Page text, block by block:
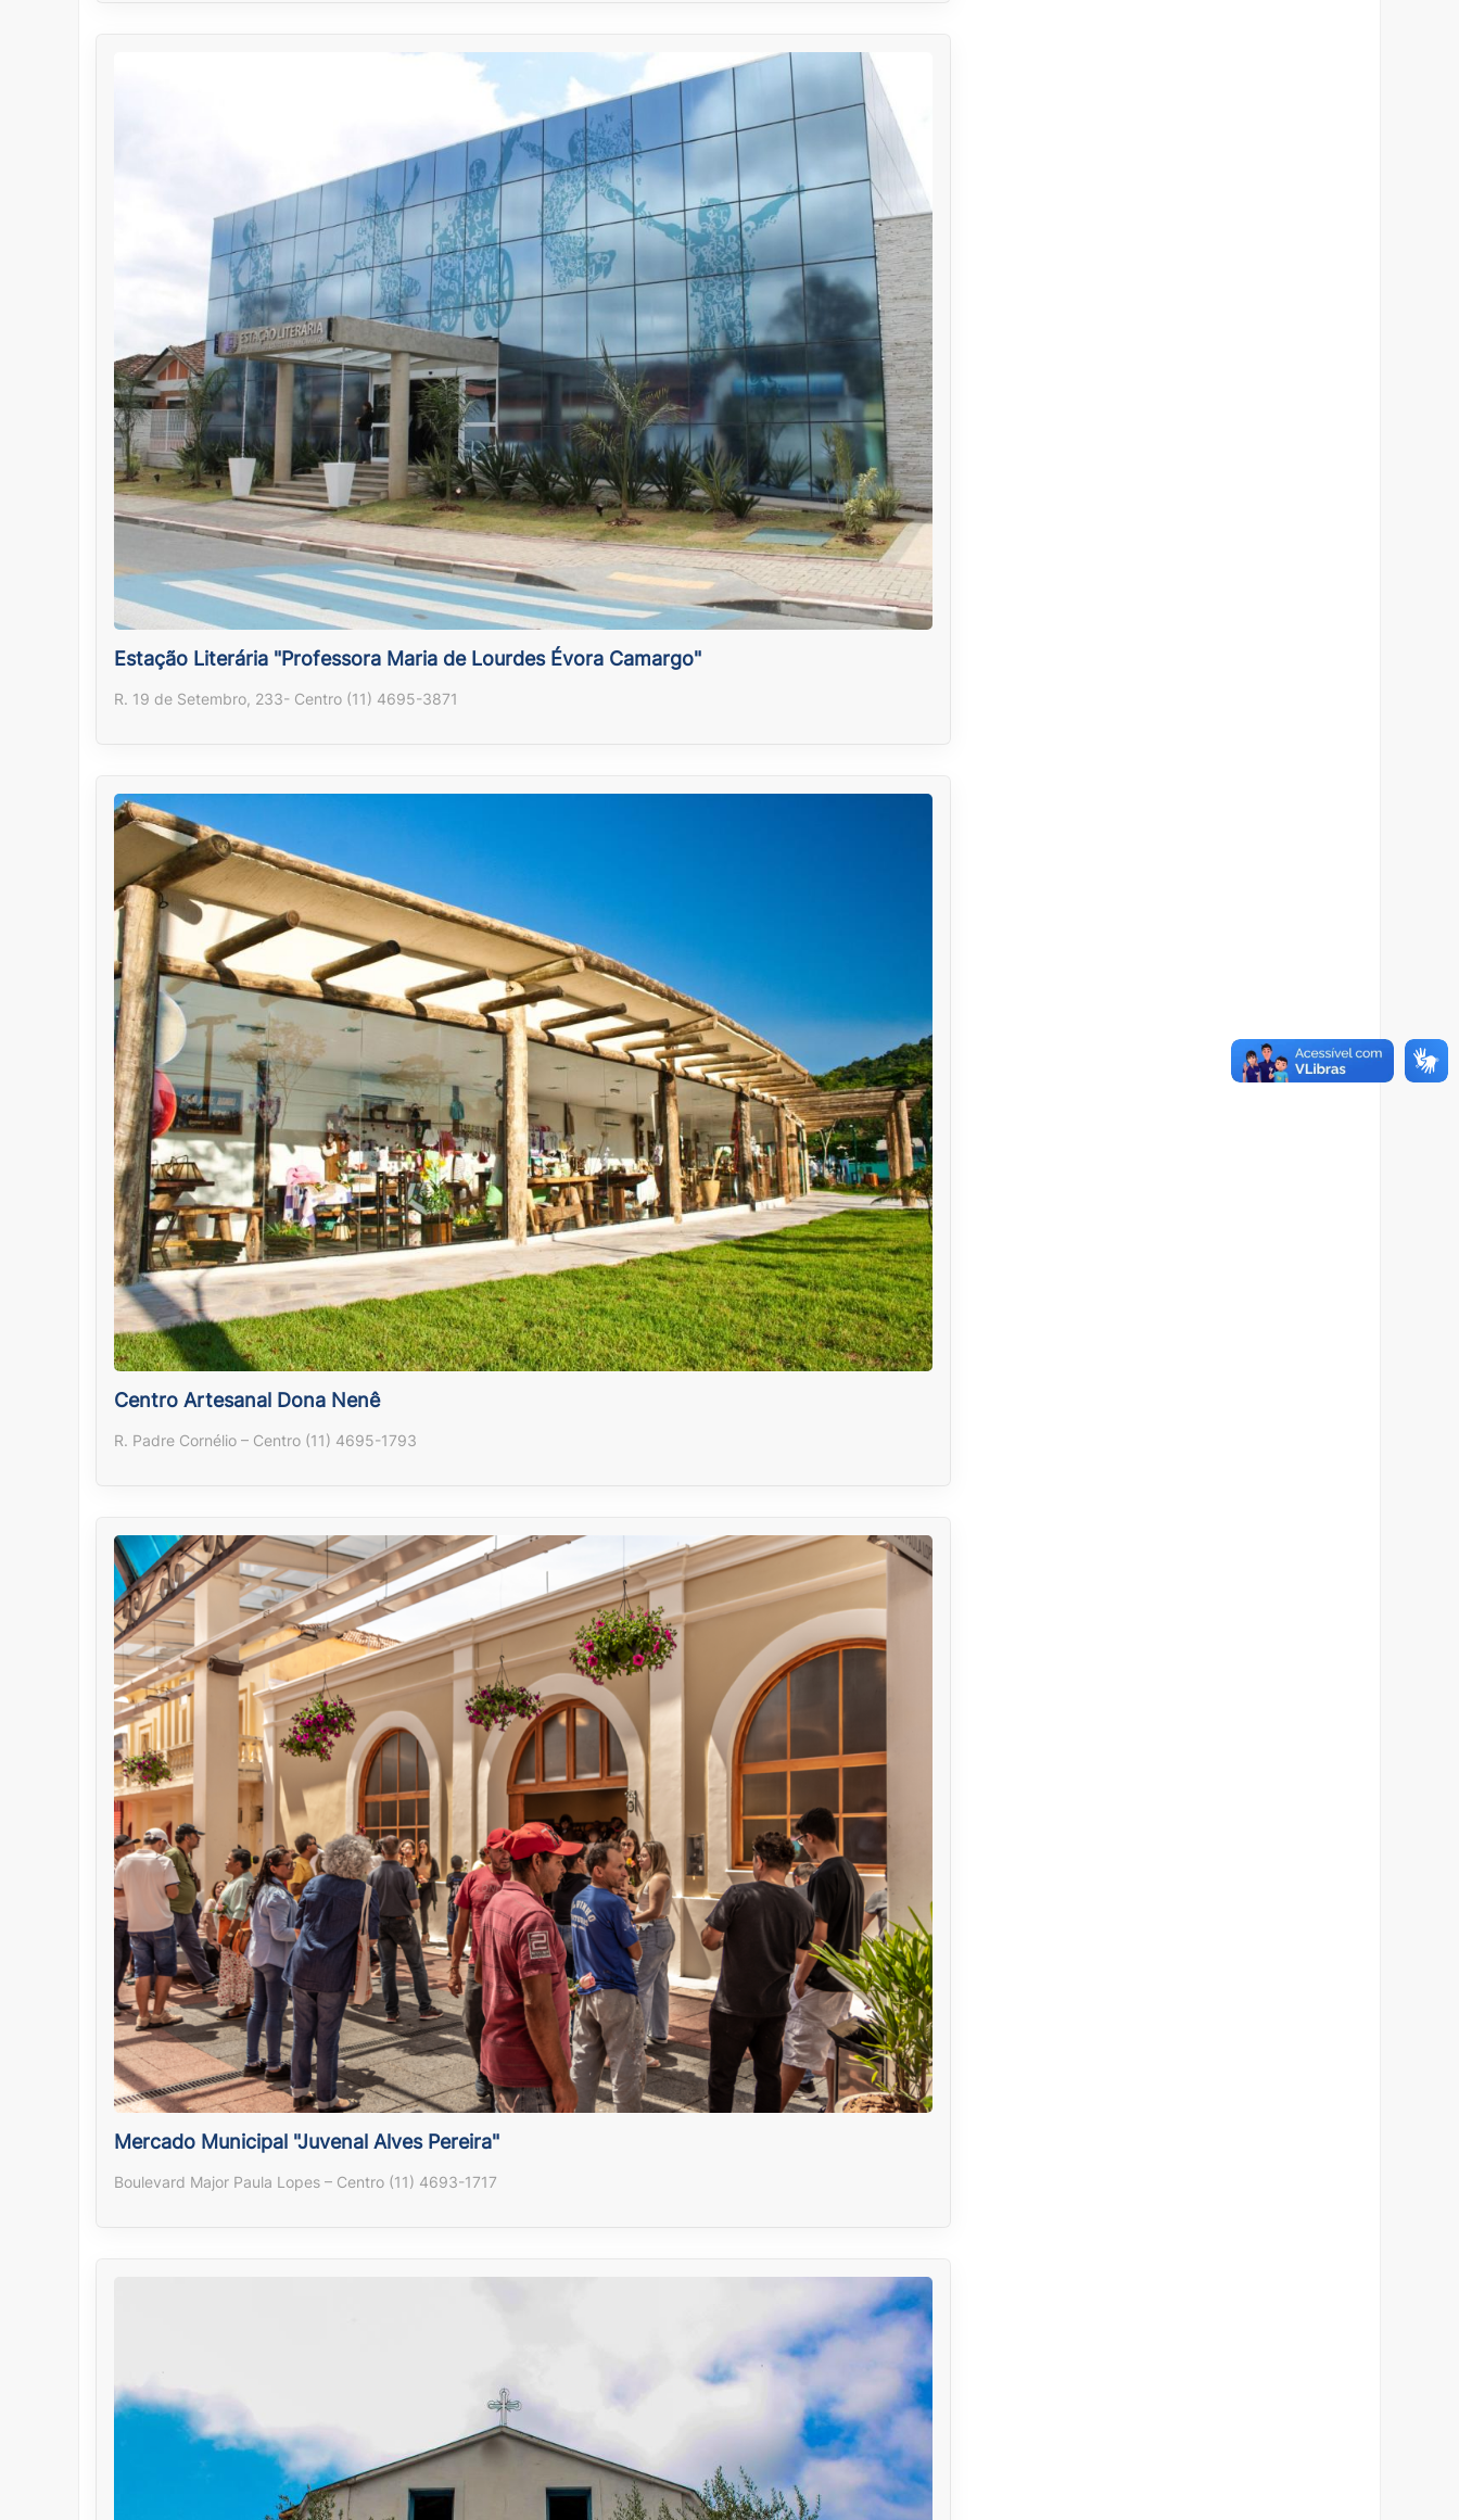
Estação Literária "Professora Maria de Lourdes Évora Camargo"
R. 19 de Setembro, 233- Centro (11) 4695-3871
Centro Artesanal Dona Nenê
R. Padre Cornélio – Centro (11) 4695-1793
Mercado Municipal "Juvenal Alves Pereira"
Boulevard Major Paula Lopes – Centro (11) 4693-1717